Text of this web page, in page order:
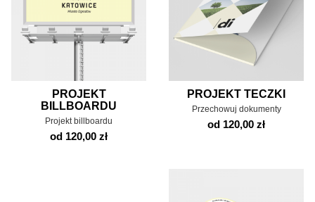
PROJEKT
BILLBOARDU
Projekt billboardu
od 120,00 zł
PROJEKT TECZKI
Przechowuj dokumenty
od 120,00 zł